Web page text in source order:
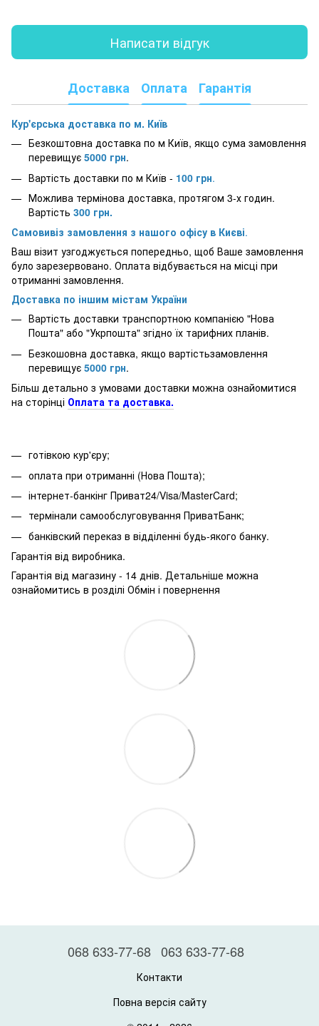
Написати відгук
Доставка Оплата Гарантія
Кур'єрська доставка по м. Київ
Безкоштовна доставка по м Київ, якщо сума замовлення
перевищує 5000 грн.
Вартість доставки по м Київ - 100 грн.
Можлива термінова доставка, протягом 3-х годин.
Вартість 300 грн.
Самовивіз замовлення з нашого офісу в Києві.
Ваш візит узгоджується попередньо, щоб Ваше замовлення
було зарезервовано. Оплата відбувається на місці при
отриманні замовлення.
Доставка по іншим містам України
Вартість доставки транспортною компанією "Нова
Пошта" або "Укрпошта" згідно їх тарифних планів.
Безкошовна доставка, якщо вартістьзамовлення
перевищує 5000 грн.
Більш детально з умовами доставки можна ознайомитися
на сторінці Оплата та доставка.
готівкою кур'єру;
оплата при отриманні (Нова Пошта);
інтернет-банкінг Приват24/Visa/MasterCard;
термінали самообслуговування ПриватБанк;
банківский переказ в відділенні будь-якого банку.
Гарантія від виробника.
Гарантія від магазину - 14 днів. Детальніше можна
ознайомитись в розділі Обмін і повернення
068 633-77-68 063 633-77-68
Контакти
Повна версія сайту